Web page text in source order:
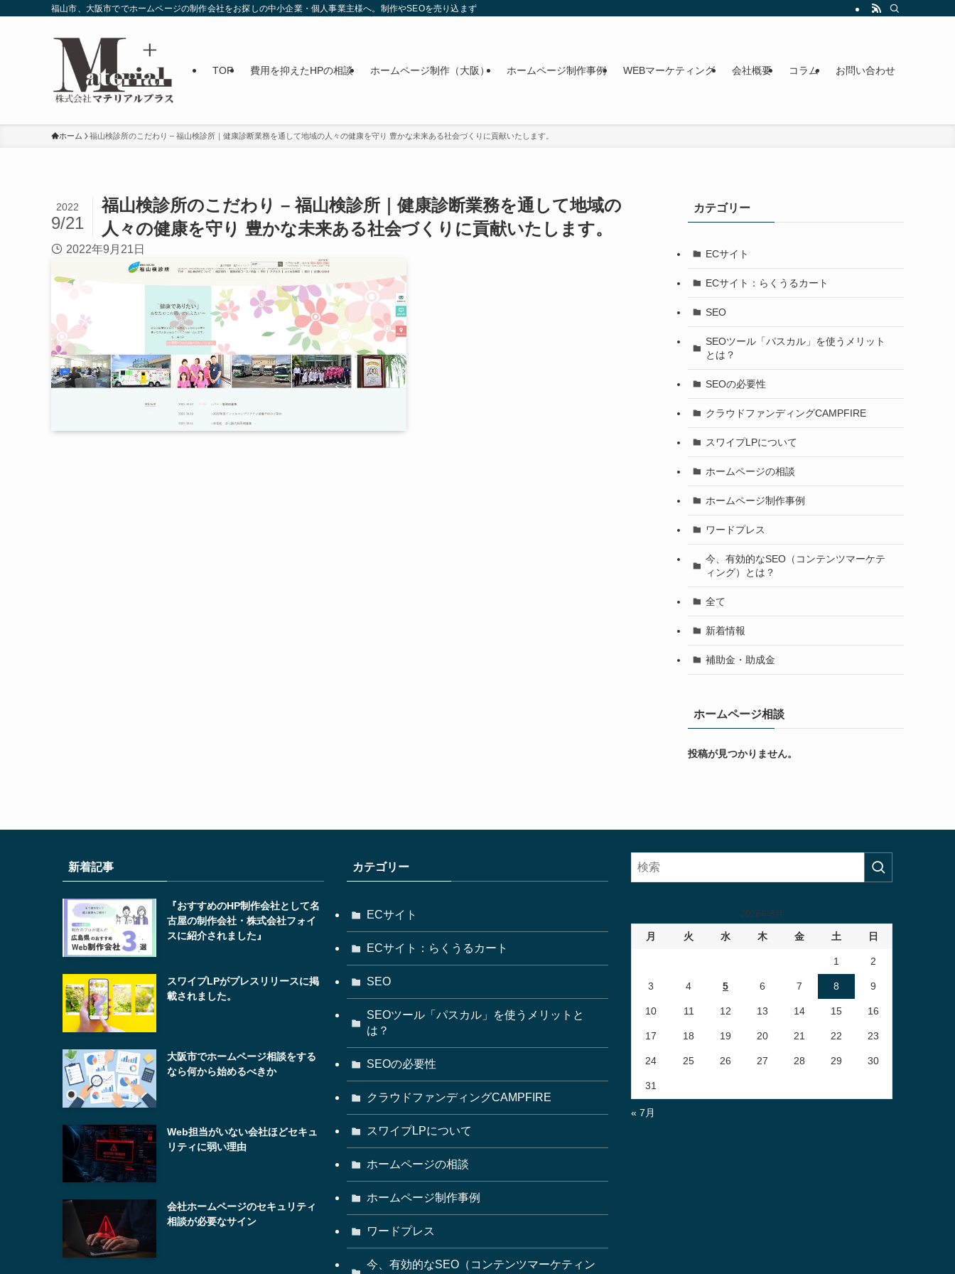
福山市、大阪市ででホームページの制作会社をお探しの中小企業・個人事業主様へ。制作やSEOを売り込まず、今のWebを整理する無料相談を行っています。オンライン・対面対応。
TOP 費用を抑えたHPの相談 ホームページ制作（大阪） ホームページ制作事例 WEBマーケティング 会社概要 コラム お問い合わせ
ホーム 福山検診所のこだわり – 福山検診所｜健康診断業務を通して地域の人々の健康を守り 豊かな未来ある社会づくりに貢献いたします。
福山検診所のこだわり – 福山検診所｜健康診断業務を通して地域の
人々の健康を守り 豊かな未来ある社会づくりに貢献いたします。
2022
9/21
2022年9月21日
カテゴリー
ECサイト
ECサイト：らくうるカート
SEO
SEOツール「パスカル」を使うメリット
とは？
SEOの必要性
クラウドファンディングCAMPFIRE
スワイプLPについて
ホームページの相談
ホームページ制作事例
ワードプレス
今、有効的なSEO（コンテンツマーケテ
ィング）とは？
全て
新着情報
補助金・助成金
ホームページ相談
投稿が見つかりません。
新着記事
『おすすめのHP制作会社として名
古屋の制作会社・株式会社フォイ
スに紹介されました』
スワイプLPがプレスリリースに掲
載されました。
大阪市でホームページ相談をする
なら何から始めるべきか
Web担当がいない会社ほどセキュ
リティに弱い理由
会社ホームページのセキュリティ
相談が必要なサイン
カテゴリー
ECサイト
ECサイト：らくうるカート
SEO
SEOツール「パスカル」を使うメリットと
は？
SEOの必要性
クラウドファンディングCAMPFIRE
スワイプLPについて
ホームページの相談
ホームページ制作事例
ワードプレス
今、有効的なSEO（コンテンツマーケティン
2026年8月
月 火 水 木 金 土 日
1 2
3 4 5 6 7 8 9
10 11 12 13 14 15 16
17 18 19 20 21 22 23
24 25 26 27 28 29 30
31
« 7月